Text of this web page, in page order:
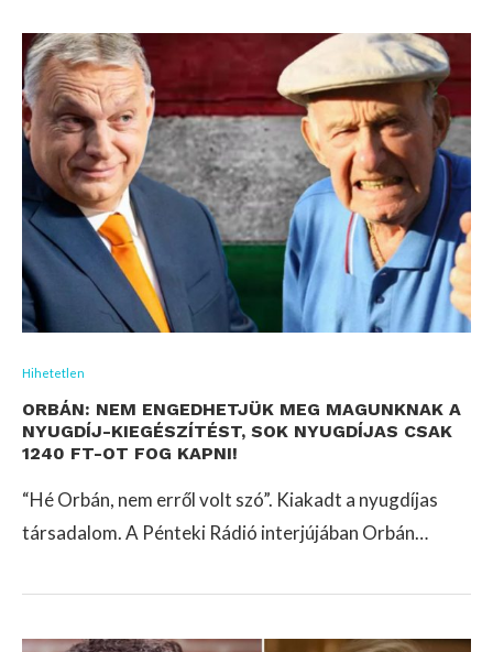
Hihetetlen
ORBÁN: NEM ENGEDHETJÜK MEG MAGUNKNAK A
NYUGDÍJ-KIEGÉSZÍTÉST, SOK NYUGDÍJAS CSAK
1240 FT-OT FOG KAPNI!
“Hé Orbán, nem erről volt szó”. Kiakadt a nyugdíjas
társadalom. A Pénteki Rádió interjújában Orbán…